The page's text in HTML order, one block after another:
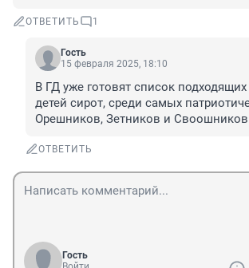
ОТВЕТИТЬ 1
Гость
15 февраля 2025, 18:10
В ГД уже готовят список
детей сирот, среди самых
Орешников, Зетников и
ОТВЕТИТЬ
Гость